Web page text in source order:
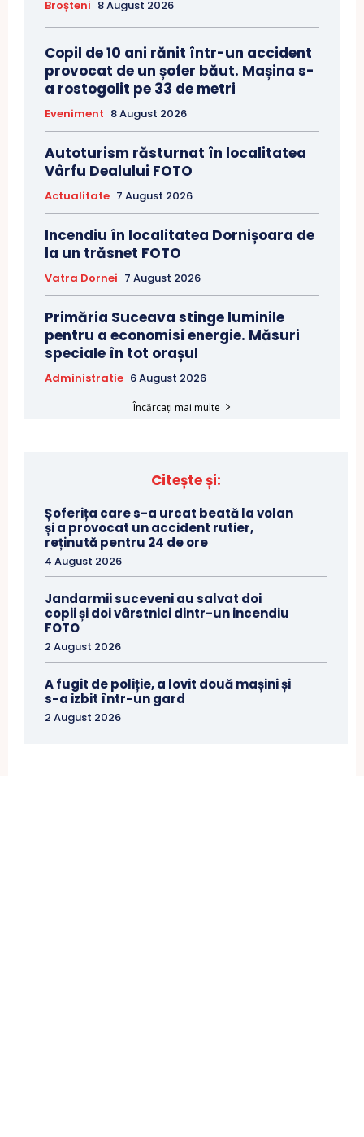
Broșteni 8 August 2026
Copil de 10 ani rănit într-un accident
provocat de un șofer băut. Mașina s-
a rostogolit pe 33 de metri
Eveniment 8 August 2026
Autoturism răsturnat în localitatea
Vârfu Dealului FOTO
Actualitate 7 August 2026
Incendiu în localitatea Dornișoara de
la un trăsnet FOTO
Vatra Dornei 7 August 2026
Primăria Suceava stinge luminile
pentru a economisi energie. Măsuri
speciale în tot orașul
Administratie 6 August 2026
Încărcați mai multe
Citește și:
Șoferița care s-a urcat beată la volan
și a provocat un accident rutier,
reținută pentru 24 de ore
4 August 2026
Jandarmii suceveni au salvat doi
copii și doi vârstnici dintr-un incendiu
FOTO
2 August 2026
A fugit de poliție, a lovit două mașini și
s-a izbit într-un gard
2 August 2026